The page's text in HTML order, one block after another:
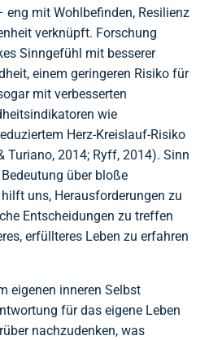
eng mit Wohlbefinden, Resilienz
verknüpft. Forschung
Sinngefühl mit besserer
einem geringeren Risiko für
mit verbesserten
wie
Herz-Kreislauf-Risiko
Turiano, 2014; Ryff, 2014). Sinn
über bloße
uns, Herausforderungen zu
Entscheidungen zu treffen
erfüllteres Leben zu erfahren
eigenen inneren Selbst
für das eigene Leben
nachzudenken, was